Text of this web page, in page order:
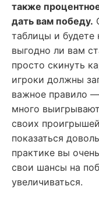
также
дать вам победу.
таблицы и
выгодно ли вам
просто скинуть
игроки должны
важное правило
много
своих
показаться
практике вы
свои шансы на
увеличиваться.